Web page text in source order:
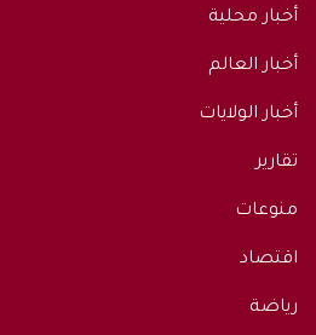
أخبار محلية
أخبار العالم
أخبار الولايات
تقارير
منوعات
اقتصاد
رياضة